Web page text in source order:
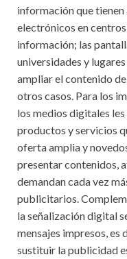
información que
electrónicos en
información; las
universidades y
ampliar el contenido
otros casos. Para los
los medios digitales
productos y servicios
oferta amplia y
presentar contenidos,
demandan cada vez
publicitarios.
la señalización digital
mensajes impresos, es
sustituir la publicidad